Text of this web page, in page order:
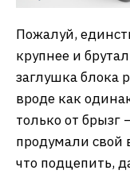
Пожалуй,
крупнее и
заглушка блока
вроде как
только от
продумали свой
что подцепить,